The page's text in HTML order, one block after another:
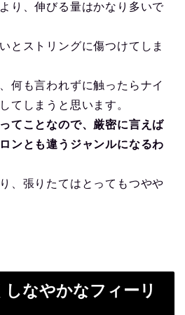
り、伸びる量はかなり多いで
とストリングに傷つけてしま
何も言われずに触ったらナイ
てしまうと思います。
てことなので、厳密に言えば
ンとも違うジャンルになるわ
、張りたてはとってもつやや
なやかなフィーリ